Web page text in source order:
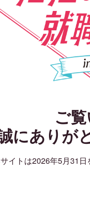
ご覧
にありが
イトは2026年5月31